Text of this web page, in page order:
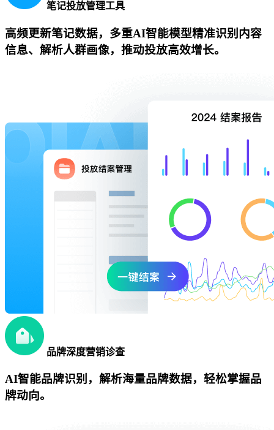
笔记投放管理工具
高频更新笔记数据，多重AI智能模型精准识别内容
信息、解析人群画像，推动投放高效增长。
品牌深度营销诊查
AI智能品牌识别，解析海量品牌数据，轻松掌握品
牌动向。